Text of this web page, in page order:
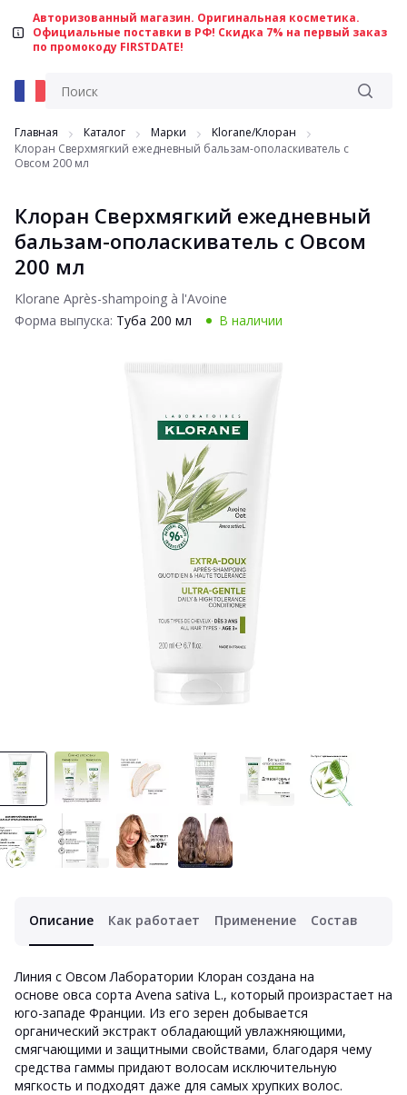
Авторизованный магазин. Оригинальная косметика.
Официальные поставки в РФ! Скидка 7% на первый заказ
по промокоду FIRSTDATE!
Главная Каталог Марки
Klorane/Клоран
Клоран Сверхмягкий ежедневный бальзам-ополаскиватель с
Овсом 200 мл
Клоран Сверхмягкий ежедневный
бальзам-ополаскиватель с Овсом
200 мл
Klorane Après-shampoing à l'Avoine
Форма выпуска: Туба 200 мл В наличии
Описание Как работает Применение Состав
Линия с Овсом Лаборатории Клоран создана на
основе овса сорта Avena sativa L., который произрастает на
юго-западе Франции. Из его зерен добывается
органический экстракт обладающий увлажняющими,
смягчающими и защитными свойствами, благодаря чему
средства гаммы придают волосам исключительную
мягкость и подходят даже для самых хрупких волос.